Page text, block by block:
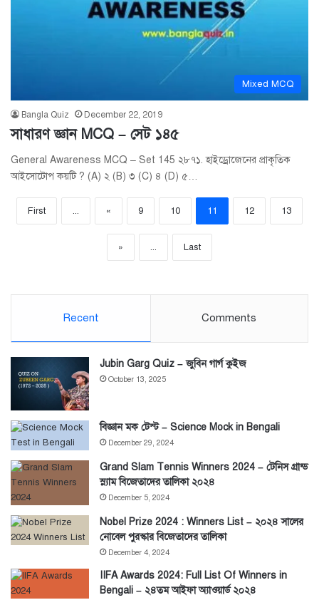
Mixed MCQ
Bangla Quiz December 22, 2019
সাধারণ জ্ঞান MCQ – সেট ১৪৫
General Awareness MCQ – Set 145 ২৮৭১. হাইড্রোজেনের প্রাকৃতিক
আইসোটোপ কয়টি ? (A) ২ (B) ৩ (C) ৪ (D) ৫…
First ... « 9 10 11 12 13
» ... Last
Recent Comments
Jubin Garg Quiz – জুবিন গার্গ কুইজ
October 13, 2025
বিজ্ঞান মক টেস্ট – Science Mock in Bengali
December 29, 2024
Grand Slam Tennis Winners 2024 – টেনিস গ্রান্ড
স্ল্যাম বিজেতাদের তালিকা ২০২৪
December 5, 2024
Nobel Prize 2024 : Winners List – ২০২৪ সালের
নোবেল পুরস্কার বিজেতাদের তালিকা
December 4, 2024
IIFA Awards 2024: Full List Of Winners in
Bengali – ২৪তম আইফা অ্যাওয়ার্ড ২০২৪